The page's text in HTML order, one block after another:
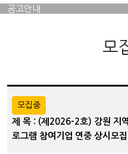
공고안내
모
모집중
제 목 : (제2026-2호) 강원 지
로그램 참여기업 연중 상시모